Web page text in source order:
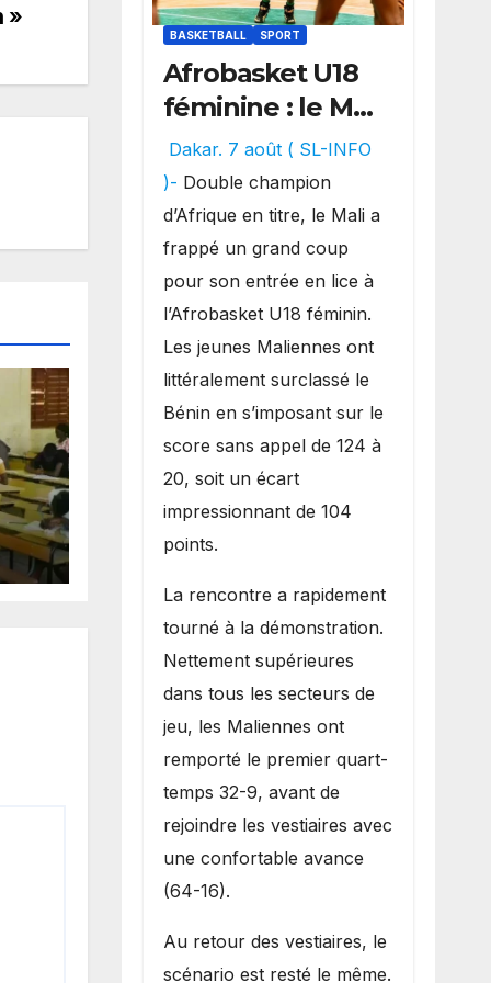
»
BASKETBALL SPORT
Afrobasket U18
féminine : le Mali
réalise un
véritable festival
offensif et
inflige une
lourde défaite
au Bénin.
Dakar. 7 août ( SL-INFO
)- Double champion
d’Afrique en titre, le Mali a
frappé un grand coup
pour son entrée en lice à
l’Afrobasket U18 féminin.
Les jeunes Maliennes ont
littéralement surclassé le
Bénin en s’imposant sur le
score sans appel de 124 à
20, soit un écart
impressionnant de 104
points.
La rencontre a rapidement
tourné à la démonstration.
Nettement supérieures
dans tous les secteurs de
jeu, les Maliennes ont
remporté le premier quart-
temps 32-9, avant de
rejoindre les vestiaires avec
une confortable avance
(64-16).
Au retour des vestiaires, le
scénario est resté le même.